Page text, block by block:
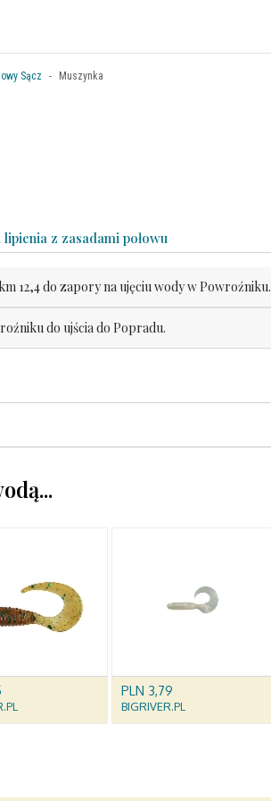
Sącz Muszynka
z zasadami połowu
12,4 do zapory na ujęciu wody w Powroźniku.
do ujścia do Popradu.